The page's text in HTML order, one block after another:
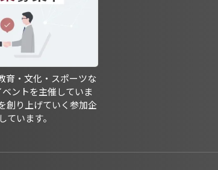
育・文化・スポーツな
ントを主催していま
創り上げていく参加企
ています。